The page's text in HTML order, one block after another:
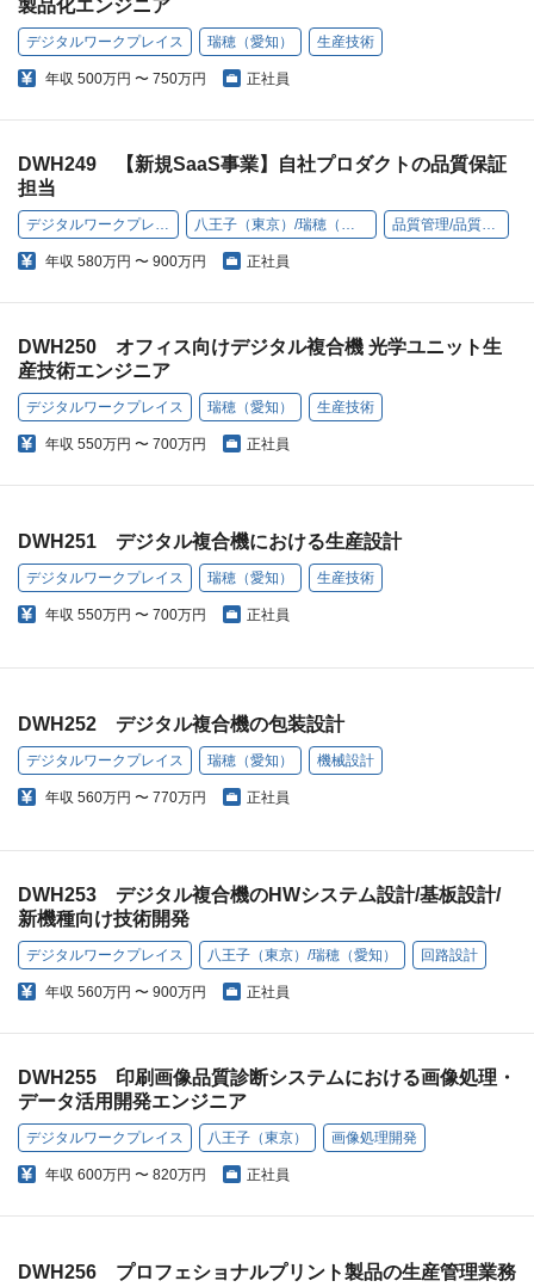
製品化エンジニア
デジタルワークプレイス 瑞穂（愛知） 生産技術
年収 500万円 〜 750万円 正社員
DWH249 【新規SaaS事業】自社プロダクトの品質保証
担当
デジタルワークプレイス 八王子（東京）/瑞穂（愛知） 品質管理/品質保証
年収 580万円 〜 900万円 正社員
DWH250 オフィス向けデジタル複合機 光学ユニット生
産技術エンジニア
デジタルワークプレイス 瑞穂（愛知） 生産技術
年収 550万円 〜 700万円 正社員
DWH251 デジタル複合機における生産設計
デジタルワークプレイス 瑞穂（愛知） 生産技術
年収 550万円 〜 700万円 正社員
DWH252 デジタル複合機の包装設計
デジタルワークプレイス 瑞穂（愛知） 機械設計
年収 560万円 〜 770万円 正社員
DWH253 デジタル複合機のHWシステム設計/基板設計/
新機種向け技術開発
デジタルワークプレイス 八王子（東京）/瑞穂（愛知） 回路設計
年収 560万円 〜 900万円 正社員
DWH255 印刷画像品質診断システムにおける画像処理・
データ活用開発エンジニア
デジタルワークプレイス 八王子（東京） 画像処理開発
年収 600万円 〜 820万円 正社員
DWH256 プロフェショナルプリント製品の生産管理業務